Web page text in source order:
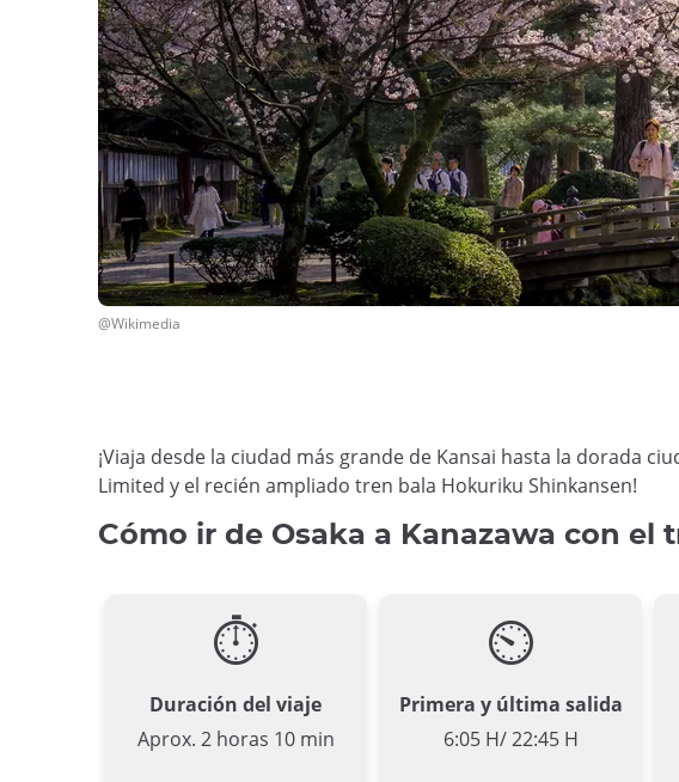
@Wikimedia
¡Viaja desde la ciudad más grande de Kansai hasta la dorada
Limited y el recién ampliado tren bala Hokuriku Shinkansen!
Cómo ir de Osaka a Kanazawa con el
⏱
Duración del viaje
Aprox. 2 horas 10 min
⏲
Primera y última salida
6:05 H/ 22:45 H